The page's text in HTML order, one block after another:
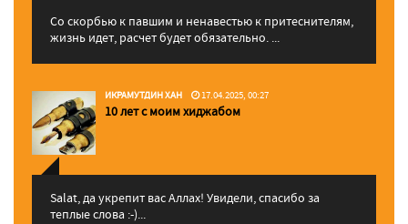
Со скорбью к павшим и ненавестью к притеснителям,
жизнь идет, расчет будет обязательно. ...
ИКРАМУТДИН ХАН 17.04.2025, 00:27
10 лет с моим хиджабом
Salat, да укрепит вас Аллаx! Увидели, спасибо за
теплые слова :-)...